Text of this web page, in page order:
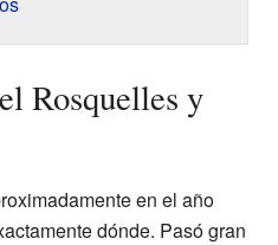
Rosquelles y
en el año
dónde. Pasó gran